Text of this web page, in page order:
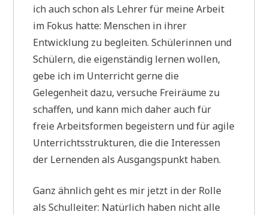
ich auch schon als Lehrer für meine Arbeit
im Fokus hatte: Menschen in ihrer
Entwicklung zu begleiten. Schülerinnen und
Schülern, die eigenständig lernen wollen,
gebe ich im Unterricht gerne die
Gelegenheit dazu, versuche Freiräume zu
schaffen, und kann mich daher auch für
freie Arbeitsformen begeistern und für agile
Unterrichtsstrukturen, die die Interessen
der Lernenden als Ausgangspunkt haben.
Ganz ähnlich geht es mir jetzt in der Rolle
als Schulleiter: Natürlich haben nicht alle